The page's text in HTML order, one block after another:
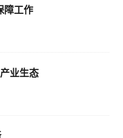
障工作
业生态